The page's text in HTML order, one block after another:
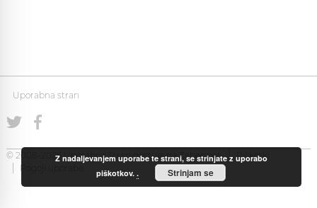
Uporabna stran
© 2008-2026 Uporabna Stran gostuje naZabec.net
Piškotki
Pogoji uporabe
Z nadaljevanjem uporabe te strani, se strinjate z uporabo
piškotkov.. Strinjam se